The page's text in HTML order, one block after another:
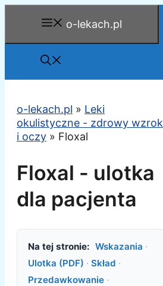
o-lekach.pl
o-lekach.pl » Leki
okulistyczne - zdrowy wzrok
i oczy » Floxal
Floxal - ulotka
dla pacjenta
Na tej stronie: Wskazania ·
Ulotka (PDF) · Skład ·
Przedawkowanie ·